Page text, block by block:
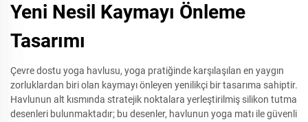
Yeni Nesil Kaymayı Önleme
Tasarımı
Çevre dostu yoga havlusu, yoga pratiğinde karşılaşılan en yaygın
zorluklardan biri olan kaymayı önleyen yenilikçi bir tasarıma sahiptir.
Havlunun alt kısmında stratejik noktalara yerleştirilmiş silikon tutma
desenleri bulunmaktadır; bu desenler, havlunun yoga matı ile güvenli